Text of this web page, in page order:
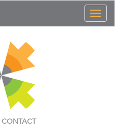
CONTACT